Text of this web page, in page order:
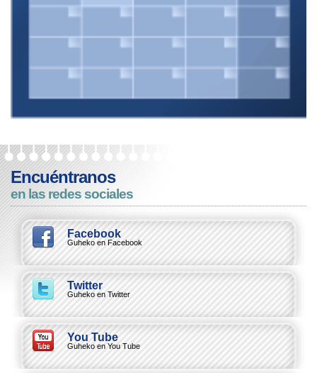
Encuéntranos
en las redes sociales
Facebook
Guheko en Facebook
Twitter
Guheko en Twitter
You Tube
Guheko en You Tube